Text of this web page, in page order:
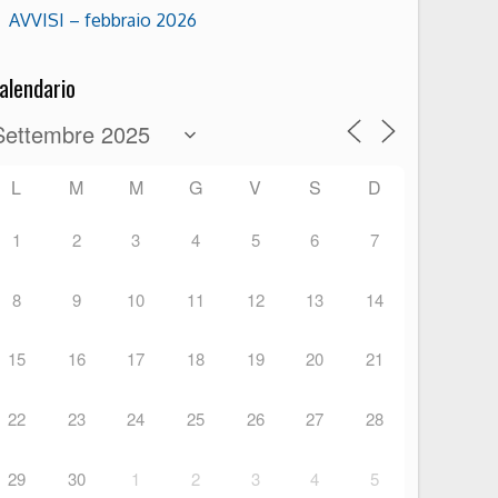
AVVISI – febbraio 2026
L M M G V S D
1 2 3 4 5 6 7
8 9 10 11 12 13 14
15 16 17 18 19 20 21
22 23 24 25 26 27 28
29 30 1 2 3 4 5